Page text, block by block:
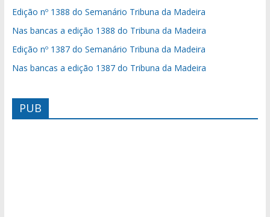
Edição nº 1388 do Semanário Tribuna da Madeira
Nas bancas a edição 1388 do Tribuna da Madeira
Edição nº 1387 do Semanário Tribuna da Madeira
Nas bancas a edição 1387 do Tribuna da Madeira
PUB